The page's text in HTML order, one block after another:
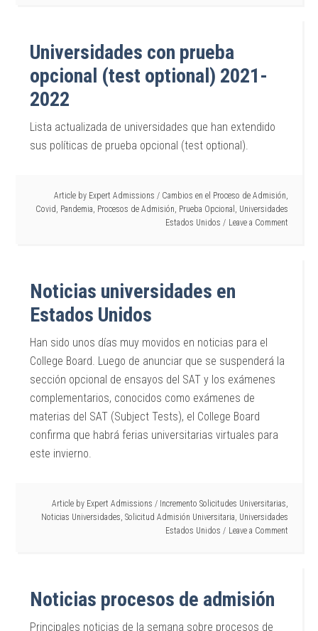
Universidades con prueba
opcional (test optional) 2021-
2022
Lista actualizada de universidades que han extendido
sus políticas de prueba opcional (test optional).
Article by Expert Admissions / Cambios en el Proceso de Admisión,
Covid, Pandemia, Procesos de Admisión, Prueba Opcional , Universidades
Estados Unidos
Leave a Comment
Noticias universidades en
Estados Unidos
Han sido unos días muy movidos en noticias para el
College Board. Luego de anunciar que se suspenderá la
sección opcional de ensayos del SAT y los exámenes
complementarios, conocidos como exámenes de
materias del SAT (Subject Tests), el College Board
confirma que habrá ferias universitarias virtuales para
este invierno.
Article by Expert Admissions / Incremento Solicitudes Universitarias,
Noticias Universidades, Solicitud Admisión Universitaria, Universidades
Estados Unidos
Leave a Comment
Noticias procesos de admisión
Principales noticias de la semana sobre procesos de